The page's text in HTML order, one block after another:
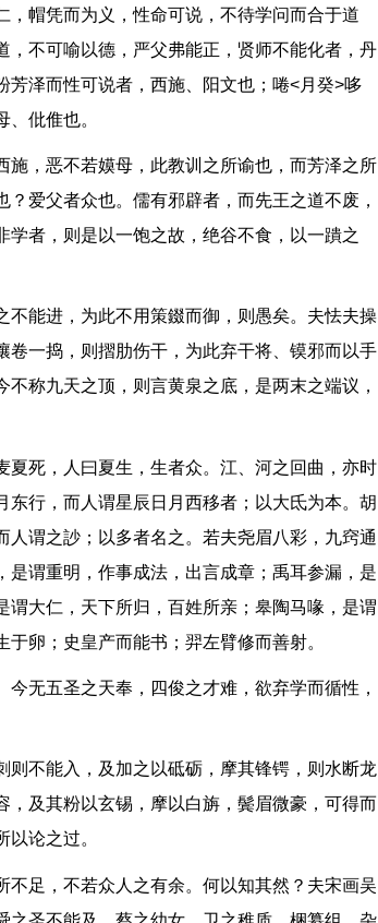
帽凭而为义，性命可说，不待学问而合于道
不可喻以德，严父弗能正，贤师不能化者，丹
泽而性可说者，西施、阳文也；啳<月癸>哆
母、仳倠也。
施，恶不若嫫母，此教训之所谕也，而芳泽之所
爱父者众也。儒有邪辟者，而先王之道不废，
者，则是以一饱之故，绝谷不食，以一蹪之
不能进，为此不用策錣而御，则愚矣。夫怯夫操
一捣，则摺肋伤干，为此弃干将、镆邪而以手
称九天之顶，则言黄泉之底，是两末之端议，
夏死，人曰夏生，生者众。江、河之回曲，亦时
行，而人谓星辰日月西移者；以大氐为本。胡
人谓之訬；以多者名之。若夫尧眉八彩，九窍通
谓重明，作事成法，出言成章；禹耳参漏，是
大仁，天下所归，百姓所亲；皋陶马喙，是谓
于卵；史皇产而能书；羿左臂修而善射。
无五圣之天奉，四俊之才难，欲弃学而循性，
则不能入，及加之以砥砺，摩其锋锷，则水断龙
及其粉以玄锡，摩以白旃，鬓眉微豪，可得而
所以论之过。
足，不若众人之有余。何以知其然？夫宋画吴